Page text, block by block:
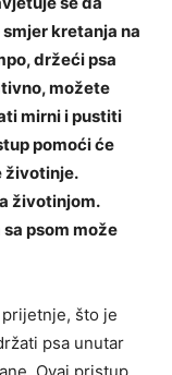
kretanja na
držeći psa
možete
mirni i pustiti
pomoći će
životinje.
životinjom.
psom može
što je
psa unutar
Ovaj pristup